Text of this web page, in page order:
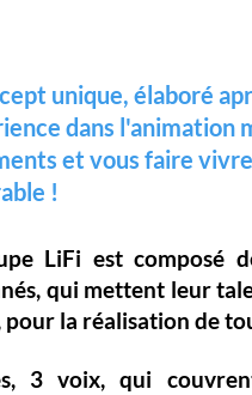
unique, élaboré
dans l'animation
et vous faire
!
LiFi est composé
qui mettent leur
pour la réalisation de
, 3 voix,qui